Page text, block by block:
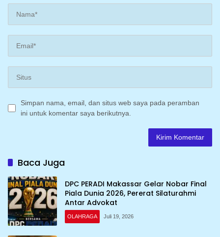
Simpan nama, email, dan situs web saya pada peramban
ini untuk komentar saya berikutnya.
Baca Juga
DPC PERADI Makassar Gelar Nobar Final
Piala Dunia 2026, Pererat Silaturahmi
Antar Advokat
OLAHRAGA Juli 19, 2026